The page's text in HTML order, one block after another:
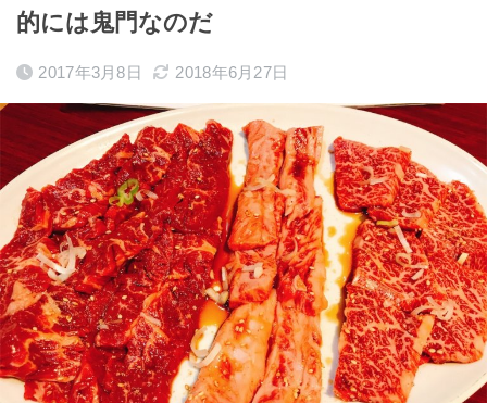
的には鬼門なのだ
2017年3月8日 2018年6月27日